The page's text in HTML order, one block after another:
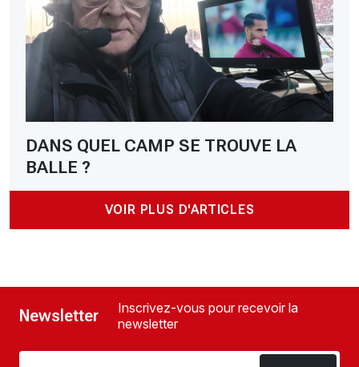
DANS QUEL CAMP SE TROUVE LA
BALLE ?
VOIR PLUS D'ARTICLES
Newsletter
Inscrivez-vous pour recevoir la
newsletter